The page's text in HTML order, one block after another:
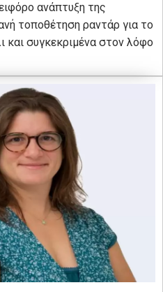
ανάπτυξη της
τοποθέτηση ραντάρ για το
και συγκεκριμένα στον λόφο